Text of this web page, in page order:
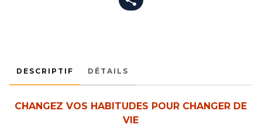
DESCRIPTIF DÉTAILS
CHANGEZ VOS HABITUDES POUR CHANGER DE
VIE